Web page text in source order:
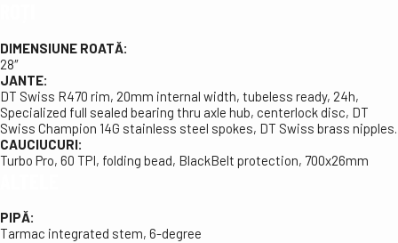
DIMENSIUNE ROATĂ:
28″
JANTE:
DT Swiss R470 rim, 20mm internal width, tubeless ready, 24h,
Specialized full sealed bearing thru axle hub, centerlock disc, DT
Swiss Champion 14G stainless steel spokes, DT Swiss brass nipples.
CAUCIUCURI:
Turbo Pro, 60 TPI, folding bead, BlackBelt protection, 700x26mm
PIPĂ:
Tarmac integrated stem, 6-degree